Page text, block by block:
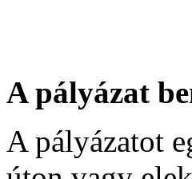
A pályázat
A pályázatot